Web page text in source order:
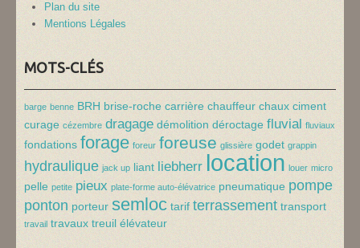
Plan du site
Mentions Légales
MOTS-CLÉS
barge benne BRH brise-roche carrière chauffeur chaux ciment
curage cézembre dragage démolition déroctage fluvial fluviaux
fondations forage foreur foreuse glissière godet grappin
hydraulique jack up liant liebherr location louer micro
pelle petite pieux plate-forme auto-élévatrice pneumatique pompe
ponton porteur semloc tarif terrassement transport
travail travaux treuil élévateur